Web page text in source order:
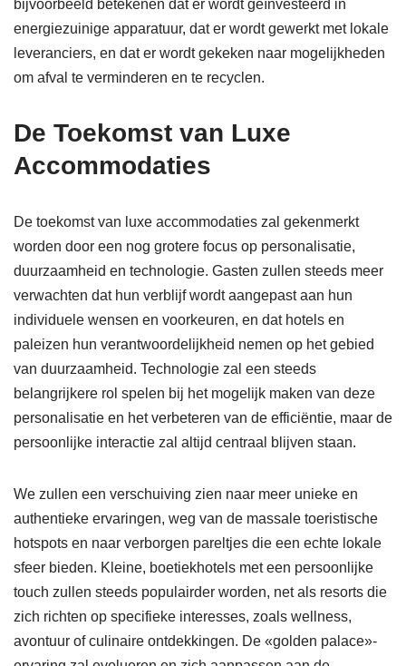
bijvoorbeeld betekenen dat er wordt geïnvesteerd in
energiezuinige apparatuur, dat er wordt gewerkt met lokale
leveranciers, en dat er wordt gekeken naar mogelijkheden
om afval te verminderen en te recyclen.
De Toekomst van Luxe
Accommodaties
De toekomst van luxe accommodaties zal gekenmerkt
worden door een nog grotere focus op personalisatie,
duurzaamheid en technologie. Gasten zullen steeds meer
verwachten dat hun verblijf wordt aangepast aan hun
individuele wensen en voorkeuren, en dat hotels en
paleizen hun verantwoordelijkheid nemen op het gebied
van duurzaamheid. Technologie zal een steeds
belangrijkere rol spelen bij het mogelijk maken van deze
personalisatie en het verbeteren van de efficiëntie, maar de
persoonlijke interactie zal altijd centraal blijven staan.
We zullen een verschuiving zien naar meer unieke en
authentieke ervaringen, weg van de massale toeristische
hotspots en naar verborgen pareltjes die een echte lokale
sfeer bieden. Kleine, boetiekhotels met een persoonlijke
touch zullen steeds populairder worden, net als resorts die
zich richten op specifieke interesses, zoals wellness,
avontuur of culinaire ontdekkingen. De «golden palace»-